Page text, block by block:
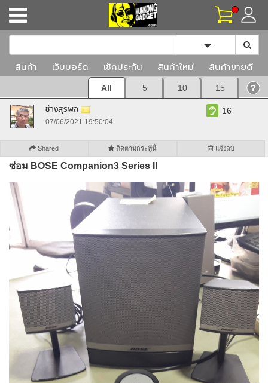
Toggle
สินค้า เว็บบอร์ด เช็คประกัน สินค้าใหม่ สินค้าขายดี
All 5 10 15
ช่างสุรพล
07/06/2021 19:50:04
16
Shared ติดตามกระทู้นี้ แจ้งลบ
ซ่อม BOSE Companion3 Series II